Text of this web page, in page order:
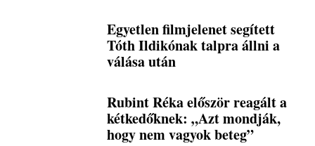
Egyetlen filmjelenet segített
Tóth Ildikónak talpra állni a
válása után
Rubint Réka először reagált a
kétkedőknek: „Azt mondják,
hogy nem vagyok beteg”